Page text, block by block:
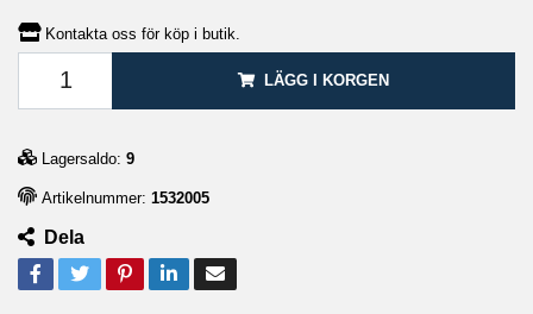
Kontakta oss för köp i butik.
LÄGG I KORGEN
Lagersaldo: 9
Artikelnummer: 1532005
Dela